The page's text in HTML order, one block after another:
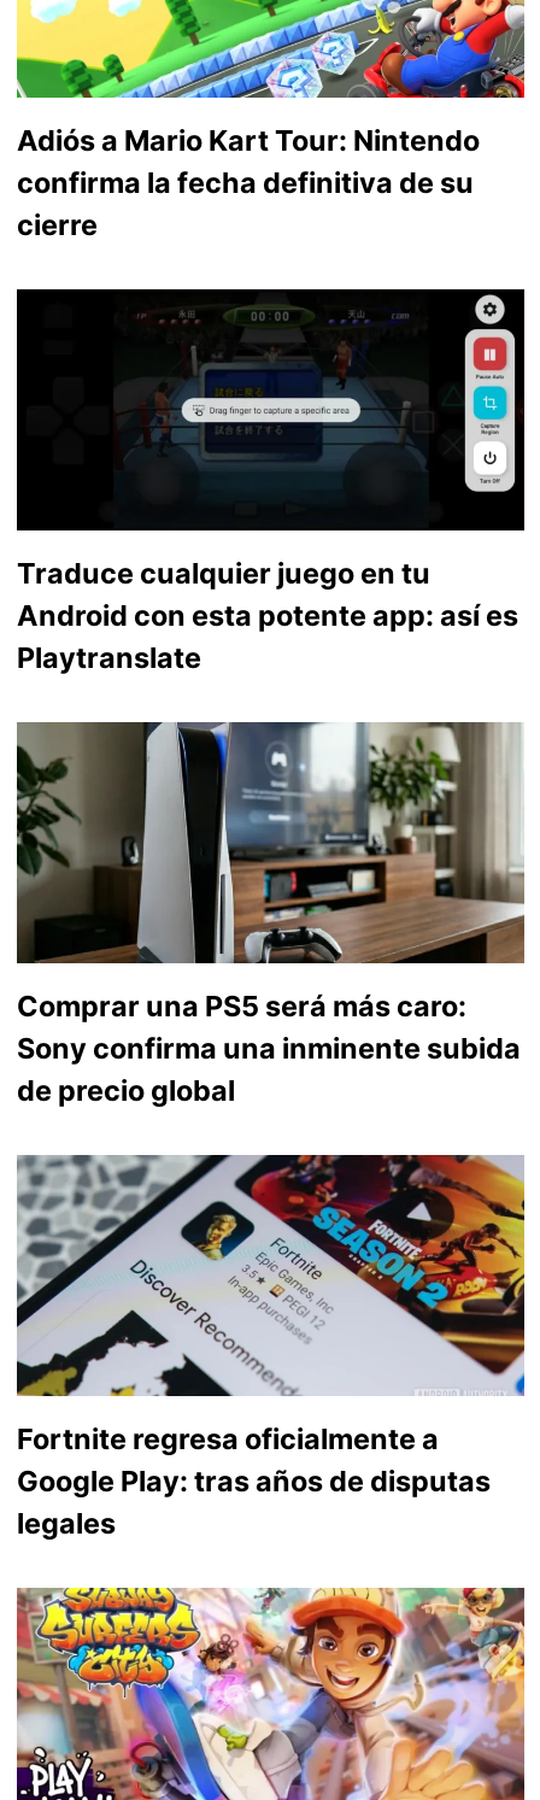
Adiós a Mario Kart Tour: Nintendo
confirma la fecha definitiva de su
cierre
Traduce cualquier juego en tu
Android con esta potente app: así es
Playtranslate
Comprar una PS5 será más caro:
Sony confirma una inminente subida
de precio global
Fortnite regresa oficialmente a
Google Play: tras años de disputas
legales